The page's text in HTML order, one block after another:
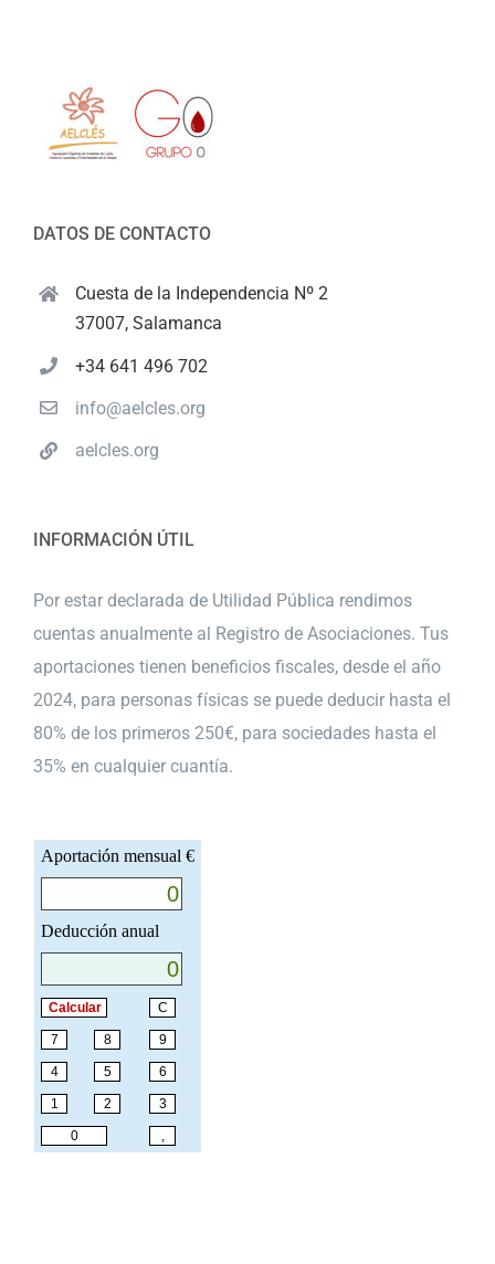
DATOS DE CONTACTO
Cuesta de la Independencia Nº 2
37007, Salamanca
+34 641 496 702
info@aelcles.org
aelcles.org
INFORMACIÓN ÚTIL
Por estar declarada de Utilidad Pública rendimos
cuentas anualmente al Registro de Asociaciones. Tus
aportaciones tienen beneficios fiscales, desde el año
2024, para personas físicas se puede deducir hasta el
80% de los primeros 250€, para sociedades hasta el
35% en cualquier cuantía.